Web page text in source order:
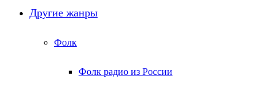
Другие жанры
Фолк
Фолк радио из России